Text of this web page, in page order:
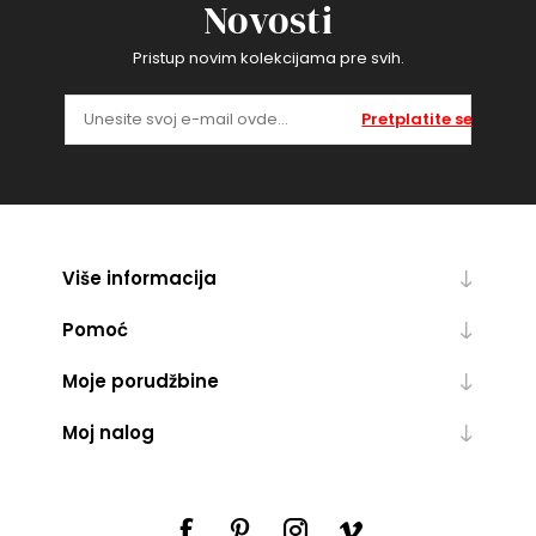
Novosti
Pristup novim kolekcijama pre svih.
Pretplatite se
Više informacija
Pomoć
Moje porudžbine
Moj nalog